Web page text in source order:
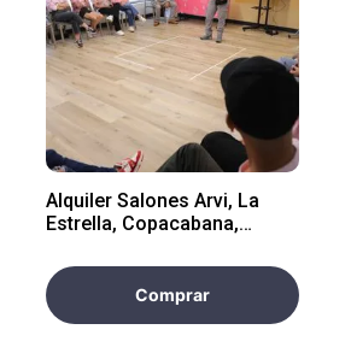
Alquiler Salones Arvi, La
Estrella, Copacabana,
Comprar